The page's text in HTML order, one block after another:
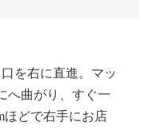
を右に直進。マッ
へ曲がり、すぐ一
ほどで右手にお店